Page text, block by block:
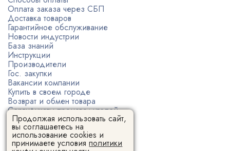
Оплата заказа через СБП
Доставка товаров
Гарантийное обслуживание
Новости индустрии
База знаний
Инструкции
Производители
Гос. закупки
Вакансии компании
Купить в своем городе
Возврат и обмен товара
Сертификаты производителей
Политика конфиденциальности
Пользовательское соглашение
Продолжая использовать сайт,
вы соглашаетесь на
использование cookies и
принимаете условияполитики